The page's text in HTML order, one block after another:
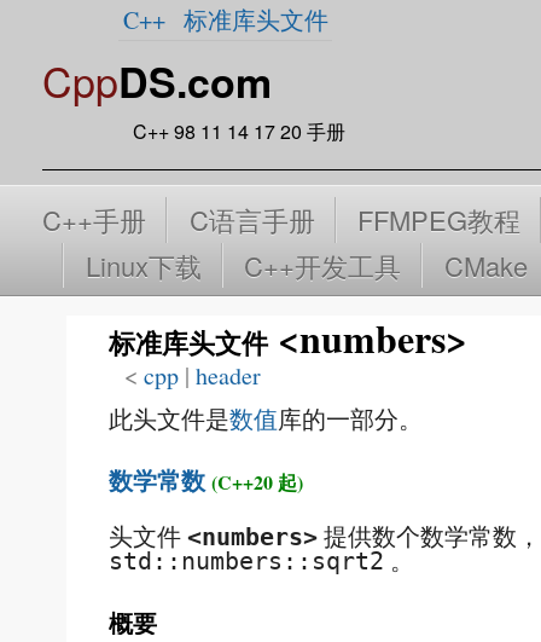
CppDS.com
C++ 98 11 14 17 20 手册
C++手册 C语言手册
FFMPEG教程
Linux下载
C++开发工具 CMake
标准库头文件<numbers>
<cpp ‎ |header
C++ 标准库头文件
此头文件是数值库的一部分。
数学常数 (C++20 起)
头文件 <numbers> 提供数个数学常数
std::numbers::sqrt2 。
概要